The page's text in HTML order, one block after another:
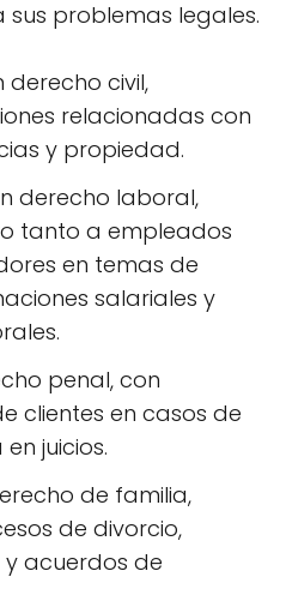
sus problemas legales.
derecho civil,
relacionadas con
y propiedad.
derecho laboral,
tanto a empleados
en temas de
salariales y
penal, con
clientes en casos de
juicios.
de familia,
de divorcio,
acuerdos de